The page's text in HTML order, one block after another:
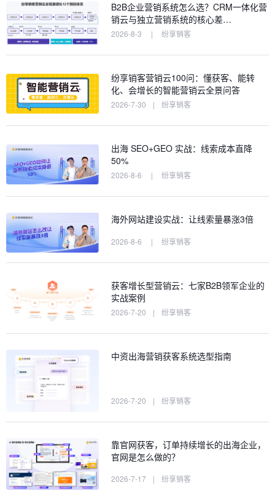
B2B企业营销系统怎么选？CRM一体化营
销云与独立营销系统的核心差…
2026-8-3 | 纷享销客
纷享销客营销云100问：懂获客、能转
化、会增长的智能营销云全景问答
2026-7-30 | 纷享销客
出海 SEO+GEO 实战：线索成本直降
50%
2026-8-6 | 纷享销客
海外网站建设实战：让线索量暴涨3倍
2026-8-6 | 纷享销客
获客增长型营销云：七家B2B领军企业的
实战案例
2026-7-20 | 纷享销客
中资出海营销获客系统选型指南
2026-7-20 | 纷享销客
靠官网获客，订单持续增长的出海企业，
官网是怎么做的？
2026-7-17 | 纷享销客